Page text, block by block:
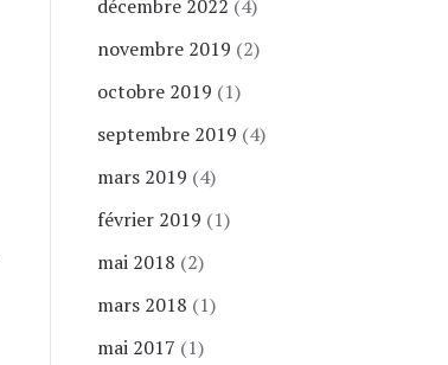
décembre 2022 (4)
novembre 2019 (2)
octobre 2019 (1)
septembre 2019 (4)
mars 2019 (4)
février 2019 (1)
mai 2018 (2)
mars 2018 (1)
mai 2017 (1)